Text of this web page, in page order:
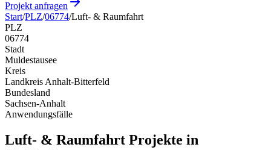
Projekt anfragen
Start/PLZ/06774/Luft- & Raumfahrt
PLZ
06774
Stadt
Muldestausee
Kreis
Landkreis Anhalt-Bitterfeld
Bundesland
Sachsen-Anhalt
Anwendungsfälle
Luft- & Raumfahrt Projekte in